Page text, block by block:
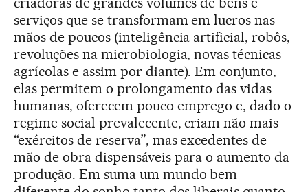
serviços que se transformam em lucros nas
mãos de poucos (inteligência artificial, robôs,
revoluções na microbiologia, novas técnicas
agrícolas e assim por diante). Em conjunto,
elas permitem o prolongamento das vidas
humanas, oferecem pouco emprego e, dado o
regime social prevalecente, criam não mais
“exércitos de reserva”, mas excedentes de
mão de obra dispensáveis para o aumento da
produção. Em suma um mundo bem